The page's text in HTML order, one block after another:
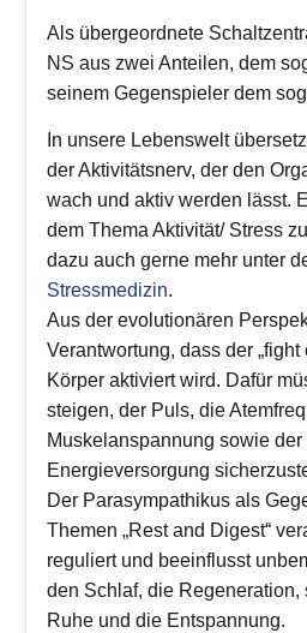
Als übergeordnete
NS aus zwei Anteilen, dem
seinem Gegenspieler dem
In unsere Lebenswelt
der Aktivitätsnerv, der den
wach und aktiv werden lässt.
dem Thema Aktivität/ Stress
dazu auch gerne mehr unter
Stressmedizin.
Aus der evolutionären
Verantwortung, dass der „fight
Körper aktiviert wird. Dafür
steigen, der Puls, die
Muskelanspannung sowie
Energieversorgung
Der Parasympathikus als
Themen „Rest and Digest“
reguliert und beeinflusst
den Schlaf, die Regeneration,
Ruhe und die Entspannung.